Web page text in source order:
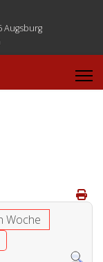
Augsburg
Woche